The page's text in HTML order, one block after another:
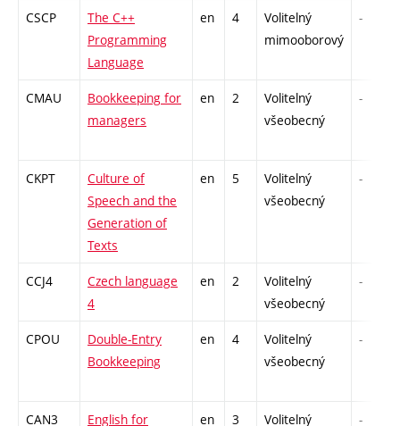
CSCP
The C++
Programming
Language
en 4
Volitelný
mimooborový
-
CMAU
Bookkeeping for
managers
en 2
Volitelný
všeobecný
-
CKPT
Culture of
Speech and the
Generation of
Texts
en 5
Volitelný
všeobecný
-
CCJ4
Czech language
4
en 2
Volitelný
všeobecný
-
CPOU
Double-Entry
Bookkeeping
en 4
Volitelný
všeobecný
-
CAN3
English for
en 3
Volitelný
-